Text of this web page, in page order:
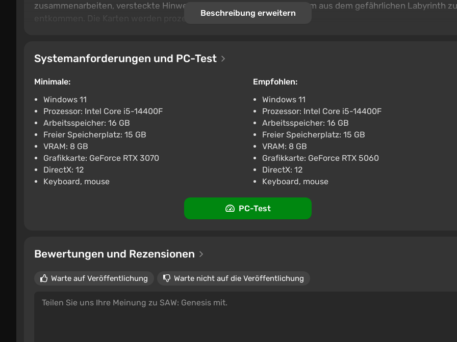
zusammenarbeiten, versteckte Hinweise suchen und Rätsel lösen, um aus dem gefährlichen Labyrinth zu
entkommen. Die Karten werden prozedural generiert.
Beschreibung erweitern
Systemanforderungen und PC-Test
Minimale:
Windows 11
Prozessor: Intel Core i5-14400F
Arbeitsspeicher: 16 GB
Freier Speicherplatz: 15 GB
VRAM: 8 GB
Grafikkarte: GeForce RTX 3070
DirectX: 12
Keyboard, mouse
Empfohlen:
Windows 11
Prozessor: Intel Core i5-14400F
Arbeitsspeicher: 16 GB
Freier Speicherplatz: 15 GB
VRAM: 8 GB
Grafikkarte: GeForce RTX 5060
DirectX: 12
Keyboard, mouse
PC-Test
Bewertungen und Rezensionen
Warte auf Veröffentlichung Warte nicht auf die Veröffentlichung